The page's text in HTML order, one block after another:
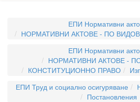
ЕПИ Нормативни
НОРМАТИВНИ АКТОВЕ - ПО
ЕПИ Нормативни
НОРМАТИВНИ АКТОВЕ -
КОНСТИТУЦИОННО ПРАВО
ЕПИ Труд и социално осигуряване
Постановления